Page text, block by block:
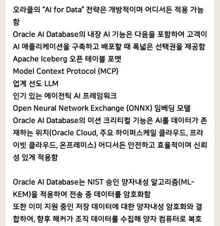
오라클의 “AI for Data” 전략은 개방적이며 어디서든 적용 가능
함
Oracle AI Database의 내장 AI 기능은 다음을 포함하여 고객이
AI 애플리케이션을 구축하고 배포할 때 폭넓은 선택권을 제공함
Apache Iceberg 오픈 테이블 포맷
Model Context Protocol (MCP)
업계 선도 LLM
인기 있는 에이전틱 AI 프레임워크
Open Neural Network Exchange (ONNX) 임베딩 모델
Oracle AI Database의 미션 크리티컬 기능은 AI를 데이터가 존
재하는 위치(Oracle Cloud, 주요 하이퍼스케일 클라우드, 프라
이빗 클라우드, 온프레미스) 어디서든 안전하고 효율적이며 신뢰
성 있게 적용함
Oracle AI Database는 NIST 승인 양자내성 알고리즘(ML-
KEM)을 적용하여 전송 중 데이터를 암호화함
또한 이미 지원 중인 저장 데이터에 대한 양자내성 암호화와 결
합하여, 향후 해커가 조직 데이터를 수집해 양자 컴퓨터로 복호